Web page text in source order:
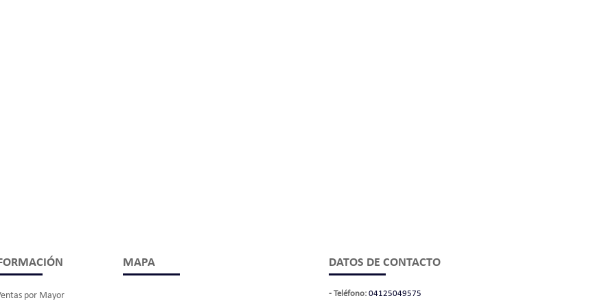
por Mayor
MAPA DATOS DE CONTACTO
- Teléfono: 04125049575